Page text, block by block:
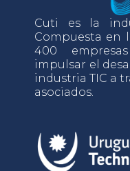
Cuti es la
Compuesta en
400
impulsar el
industria TIC a
asociados.